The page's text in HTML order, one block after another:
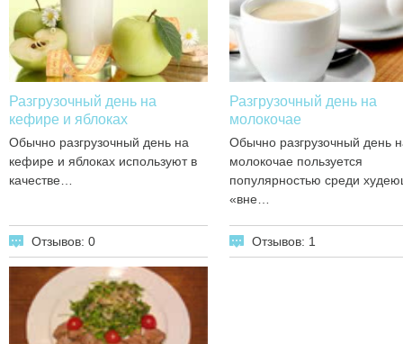
Разгрузочный день на
кефире и яблоках
Обычно разгрузочный день на
кефире и яблоках используют в
качестве…
Отзывов: 0
Разгрузочный день на
молокочае
Обычно разгрузочный день
молокочае пользуется
популярностью среди
«вне…
Отзывов: 1